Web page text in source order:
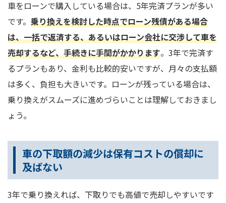
車をローンで購入している場合は、5年完済プランが多い
です。 乗り換えを検討した時点でローン残債がある場合
は、一括で返済する、あるいはローン会社に交渉して車を
売却するなど、手続きに手間がかかります。3年で完済す
るプランもあり、金利も比較的安いですが、月々の支払額
は多く、負担も大きいです。ローンが残っている場合は、
乗り換えがスムーズに進めづらいことは理解しておきまし
ょう。
車の下取額の減少は保有コストの償却に
及ばない
3年で乗り換えれば、下取りでも高値で売却しやすいです